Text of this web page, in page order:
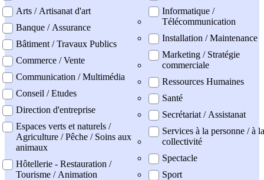
Arts / Artisanat d'art
Banque / Assurance
Bâtiment / Travaux Publics
Commerce / Vente
Communication / Multimédia
Conseil / Etudes
Direction d'entreprise
Espaces verts et naturels /
Agriculture / Pêche / Soins aux
animaux
Hôtellerie - Restauration /
Tourisme / Animation
Informatique /
Télécommunication
Installation / Maintenance
Marketing / Stratégie
commerciale
Ressources Humaines
Santé
Secrétariat / Assistanat
Services à la personne / à la
collectivité
Spectacle
Sport